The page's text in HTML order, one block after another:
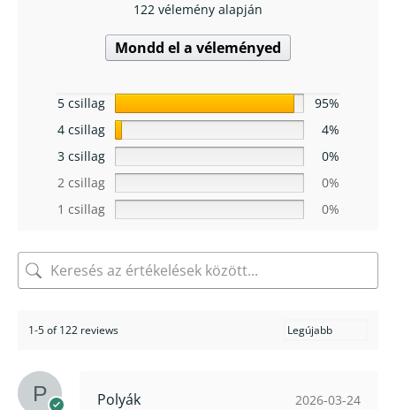
122 vélemény alapján
Mondd el a véleményed
5 csillag
95%
4 csillag
4%
3 csillag
0%
2 csillag
0%
1 csillag
0%
1-5 of 122 reviews
Polyák 2026-03-24